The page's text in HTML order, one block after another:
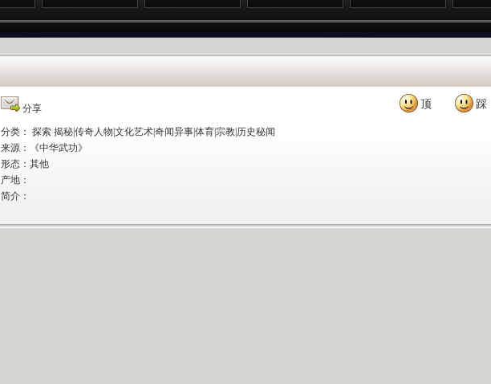
顶 踩
分享
分类： 探索 揭秘|传奇人物|文化艺术|奇闻异事|体育|宗教|历史秘闻
来源：
《中华武功》
形态：其他
产地：
简介：